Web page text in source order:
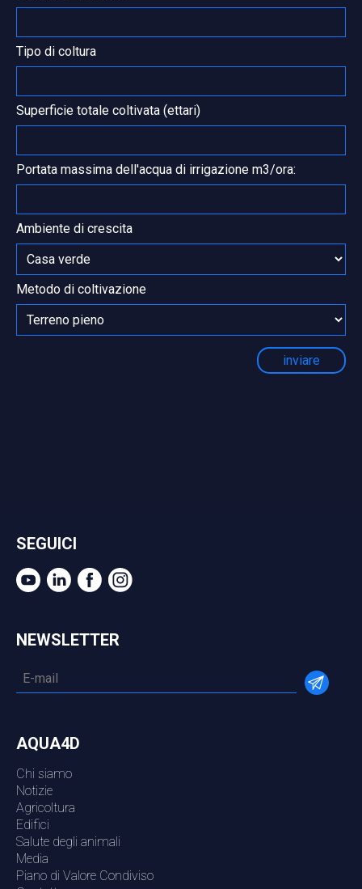
Tipo di coltura
Superficie totale coltivata (ettari)
Portata massima dell'acqua di irrigazione m3/ora:
Ambiente di crescita
Metodo di coltivazione
SEGUICI
NEWSLETTER
AQUA4D
Chi siamo
Notizie
Agricoltura
Edifici
Salute degli animali
Media
Piano di Valore Condiviso